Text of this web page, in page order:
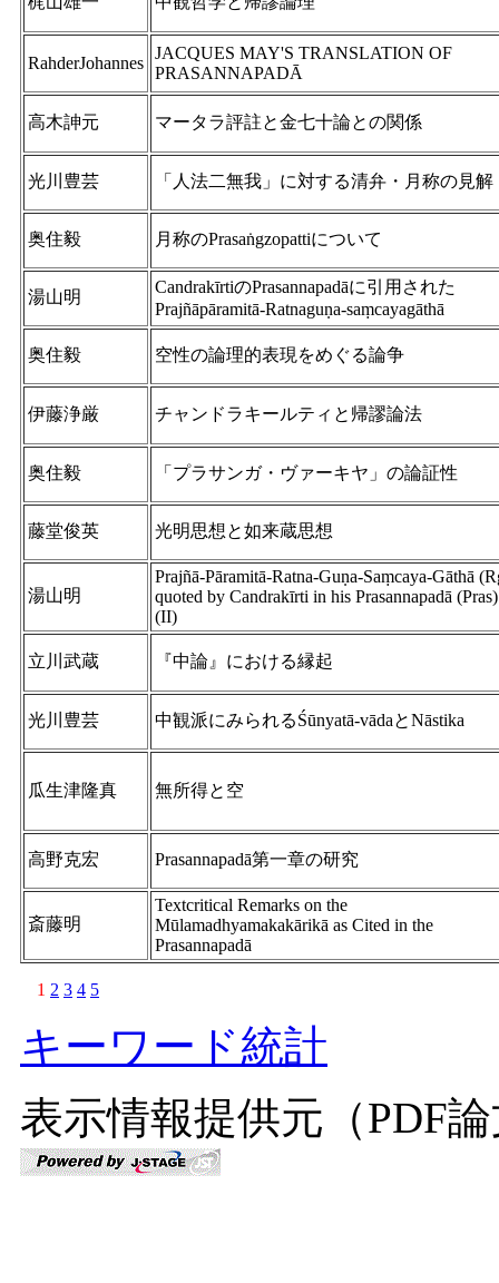
RahderJohannes
JACQUES MAY'S TRANSLATION OF
PRASANNAPADĀ
高木訷元 マータラ評註と金七十論との関係
光川豊芸 「人法二無我」に対する清弁・月称の見解
奥住毅 月称のPrasaṅgzopattiについて
湯山明
CandrakīrtiのPrasannapadāに引用された
Prajñāpāramitā-Ratnaguṇa-saṃcayagāthā
奥住毅 空性の論理的表現をめぐる論争
伊藤浄厳 チャンドラキールティと帰謬論法
奥住毅 「プラサンガ・ヴァーキヤ」の論証性
藤堂俊英 光明思想と如来蔵思想
湯山明
Prajñā-Pāramitā-Ratna-Guṇa-Saṃcaya-Gāthā
quoted by Candrakīrti in his Prasannapadā (Pras)
(II)
立川武蔵 『中論』における縁起
光川豊芸 中観派にみられるŚūnyatā-vādaとNāstika
瓜生津隆真 無所得と空
高野克宏 Prasannapadā第一章の研究
斎藤明
Textcritical Remarks on the
Mūlamadhyamakakārikā as Cited in the
Prasannapadā
1 2 3 4 5
キーワード統計
表示情報提供元（PDF